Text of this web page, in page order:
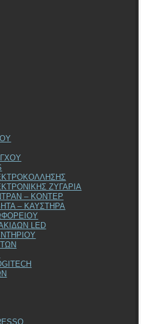
ΖΥΓΑΡΙΑ
– ΚΟΝΤΕΡ
– ΚΑΥΣΤΗΡΑ
LED